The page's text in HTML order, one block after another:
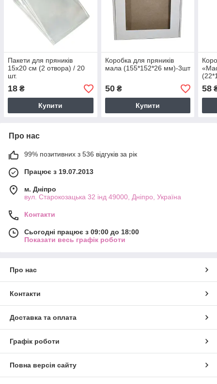
Пакети для пряників
15х20 см (2 отвора) / 20
шт.
18 ₴
Купити
Коробка для пряників
мала (155*152*26 мм)-3шт
50₴
Купити
58
Про нас
99% позитивних з 536 відгуків за рік
Працює з 19.07.2013
м. Дніпро
вул. Старокозацька 32 інд 49000, Дніпро, Україна
Контакти
Сьогодні працює з 09:00 до 18:00
Показати весь графік роботи
Про нас
Контакти
Доставка та оплата
Графік роботи
Повна версія сайту